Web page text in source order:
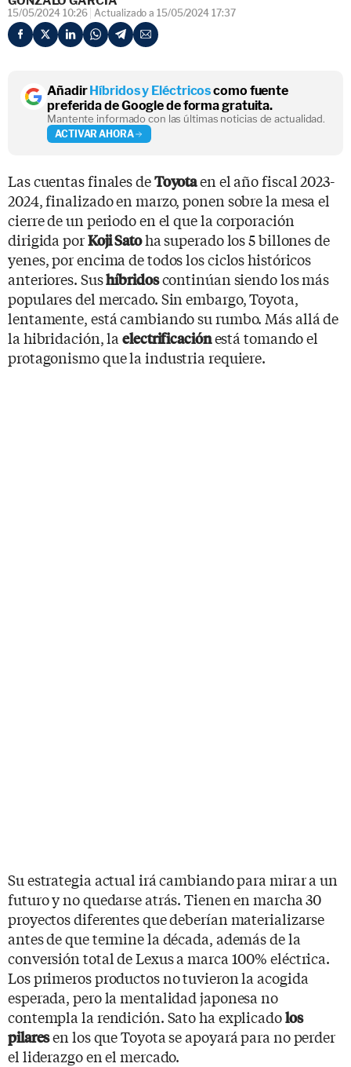
15/05/2024 10:26 Actualizado a 15/05/2024 17:37
AñadirHíbridos y Eléctricoscomo fuente
preferida de Google de forma gratuita.
Mantente informado con las últimas noticias de actualidad.
ACTIVAR AHORA
Las cuentas finales deToyotaen el año fiscal 2023-
2024, finalizado en marzo, ponen sobre la mesa el
cierre de un periodo en el que la corporación
dirigida porKoji Satoha superado los 5 billones de
yenes, por encima de todos los ciclos históricos
anteriores. Sushíbridoscontinúan siendo los más
populares del mercado. Sin embargo, Toyota,
lentamente, está cambiando su rumbo. Más allá de
la hibridación, laelectrificaciónestá tomando el
protagonismo que la industria requiere.
Su estrategia actual irá cambiando para mirar a un
futuro y no quedarse atrás. Tienen en marcha 30
proyectos diferentes que deberían materializarse
antes de que termine la década, además de la
conversión total de Lexus a marca 100% eléctrica.
Los primeros productos no tuvieron la acogida
esperada, pero la mentalidad japonesa no
contempla la rendición. Sato ha explicadolos
pilaresen los que Toyota se apoyará para no perder
el liderazgo en el mercado.